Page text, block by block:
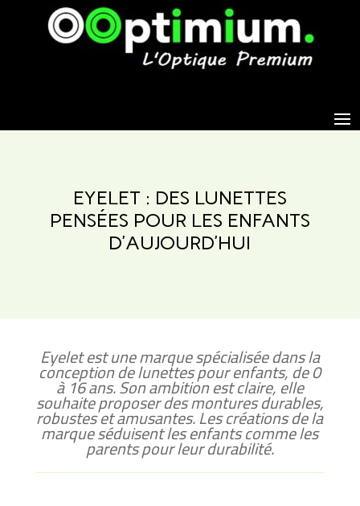
EYELET : DES LUNETTES
PENSÉES POUR LES ENFANTS
D’AUJOURD’HUI
Eyelet est une marque spécialisée dans la
conception de lunettes pour enfants, de 0
à 16 ans. Son ambition est claire, elle
souhaite proposer des montures durables,
robustes et amusantes. Les créations de la
marque séduisent les enfants comme les
parents pour leur durabilité.